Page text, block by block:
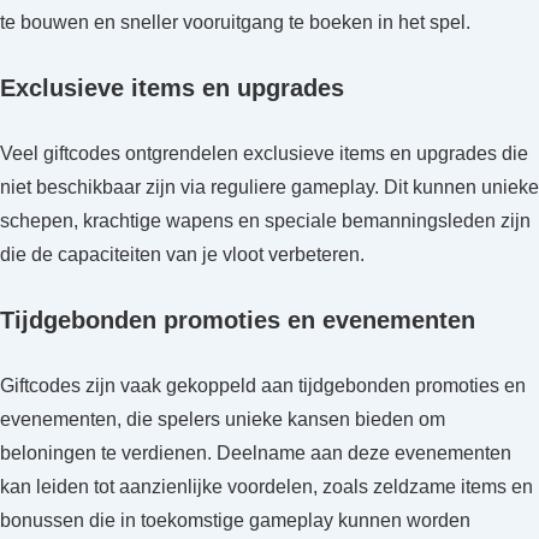
te bouwen en sneller vooruitgang te boeken in het spel.
Exclusieve items en upgrades
Veel giftcodes ontgrendelen exclusieve items en upgrades die
niet beschikbaar zijn via reguliere gameplay. Dit kunnen unieke
schepen, krachtige wapens en speciale bemanningsleden zijn
die de capaciteiten van je vloot verbeteren.
Tijdgebonden promoties en evenementen
Giftcodes zijn vaak gekoppeld aan tijdgebonden promoties en
evenementen, die spelers unieke kansen bieden om
beloningen te verdienen. Deelname aan deze evenementen
kan leiden tot aanzienlijke voordelen, zoals zeldzame items en
bonussen die in toekomstige gameplay kunnen worden